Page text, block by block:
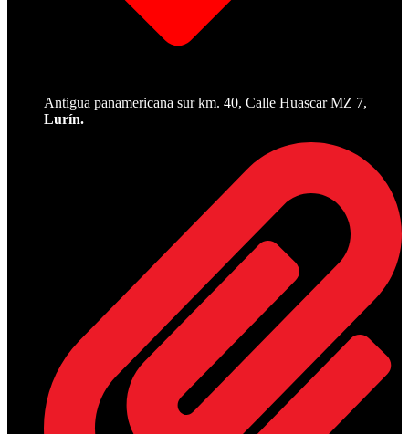
Antigua panamericana sur km. 40, Calle Huascar MZ 7,
Lurín.